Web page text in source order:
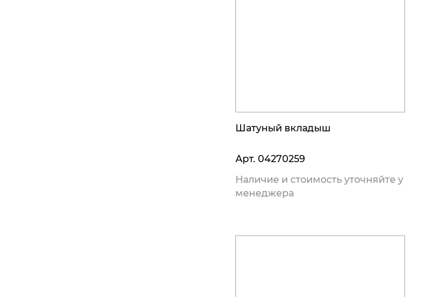
Шатуный вкладыш
Арт.04270259
Наличие и стоимость уточняйте у
менеджера